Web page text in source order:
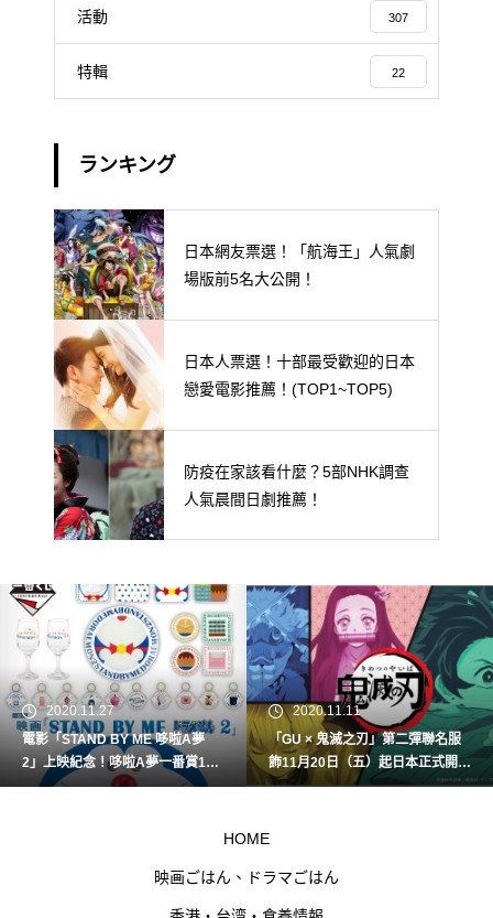
活動 307
特輯 22
ランキング
日本網友票選！「航海王」人氣劇
場版前5名大公開！
日本人票選！十部最受歡迎的日本
戀愛電影推薦！(TOP1~TOP5)
防疫在家該看什麼？5部NHK調查
人氣晨間日劇推薦！
2020.11.27
電影「STAND BY ME 哆啦A夢
2」上映紀念！哆啦A夢一番賞12
月5日(六)開賣！
2020.11.11
「GU × 鬼滅之刃」第二彈聯名服
飾11月20日（五）起日本正式開
賣！
HOME
映画ごはん、ドラマごはん